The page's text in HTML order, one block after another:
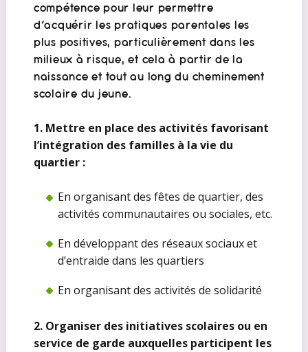
compétence pour leur permettre
d’acquérir les pratiques parentales les
plus positives, particulièrement dans les
milieux à risque, et cela à partir de la
naissance et tout au long du cheminement
scolaire du jeune.
1. Mettre en place des activités favorisant
l’intégration des familles à la vie du
quartier :
En organisant des fêtes de quartier, des
activités communautaires ou sociales, etc.
En développant des réseaux sociaux et
d’entraide dans les quartiers
En organisant des activités de solidarité
2. Organiser des initiatives scolaires ou en
service de garde auxquelles participent les